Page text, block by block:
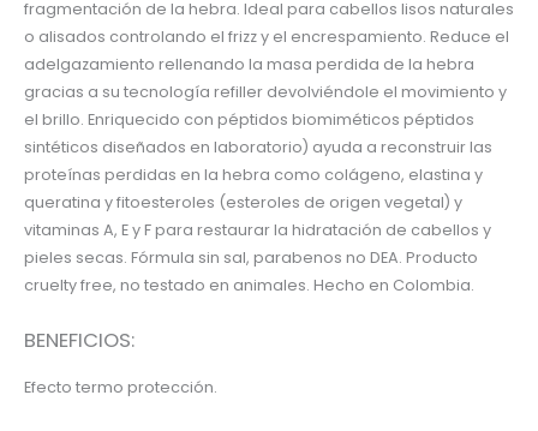
fragmentación de la hebra. Ideal para cabellos lisos naturales
o alisados controlando el frizz y el encrespamiento. Reduce el
adelgazamiento rellenando la masa perdida de la hebra
gracias a su tecnología refiller devolviéndole el movimiento y
el brillo. Enriquecido con péptidos biomiméticos péptidos
sintéticos diseñados en laboratorio) ayuda a reconstruir las
proteínas perdidas en la hebra como colágeno, elastina y
queratina y fitoesteroles (esteroles de origen vegetal) y
vitaminas A, E y F para restaurar la hidratación de cabellos y
pieles secas. Fórmula sin sal, parabenos no DEA. Producto
cruelty free, no testado en animales. Hecho en Colombia.
BENEFICIOS:
Efecto termo protección.